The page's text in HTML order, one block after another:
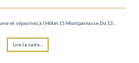
et séjournez à l’Hôtel 15 Montparnasse Du 13...
Lire la suite...